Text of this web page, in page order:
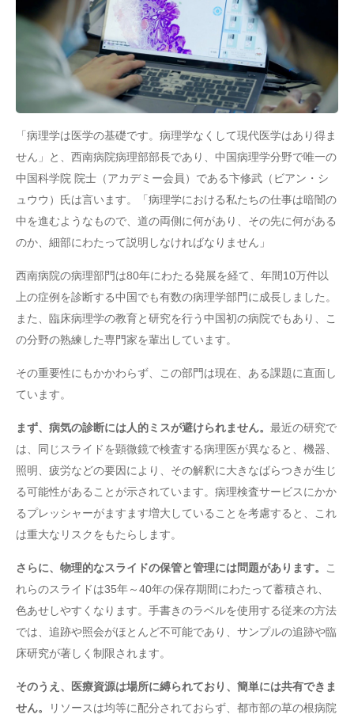
「病理学は医学の基礎です。病理学なくして現代医学はあり得ま
せん」と、西南病院病理部部長であり、中国病理学分野で唯一の
中国科学院 院士（アカデミー会員）である卞修武（ビアン・シ
ュウウ）氏は言います。「病理学における私たちの仕事は暗闇の
中を進むようなもので、道の両側に何があり、その先に何がある
のか、細部にわたって説明しなければなりません」
西南病院の病理部門は80年にわたる発展を経て、年間10万件以
上の症例を診断する中国でも有数の病理学部門に成長しました。
また、臨床病理学の教育と研究を行う中国初の病院でもあり、こ
の分野の熟練した専門家を輩出しています。
その重要性にもかかわらず、この部門は現在、ある課題に直面し
ています。
まず、病気の診断には人的ミスが避けられません。 最近の研究で
は、同じスライドを顕微鏡で検査する病理医が異なると、機器、
照明、疲労などの要因により、その解釈に大きなばらつきが生じ
る可能性があることが示されています。病理検査サービスにかか
るプレッシャーがますます増大していることを考慮すると、これ
は重大なリスクをもたらします。
さらに、物理的なスライドの保管と管理には問題があります。
こ
れらのスライドは35年～40年の保存期間にわたって蓄積され、
色あせしやすくなります。手書きのラベルを使用する従来の方法
では、追跡や照会がほとんど不可能であり、サンプルの追跡や臨
床研究が著しく制限されます。
そのうえ、医療資源は場所に縛られており、簡単には共有できま
せん。
リソースは均等に配分されておらず、都市部の草の根病院